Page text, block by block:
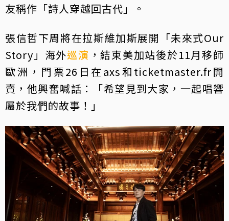
友稱作「詩人穿越回古代」。
張信哲下周將在拉斯維加斯展開「未來式Our
Story」海外巡演 ，結束美加站後於11月移師
歐洲，門票26日在axs和ticketmaster.fr開
賣，他興奮喊話：「希望見到大家，一起唱響
屬於我們的故事！」